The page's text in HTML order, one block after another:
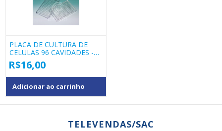
PLACA DE CULTURA DE
CELULAS 96 CAVIDADES -
WD10
R$16,00
Adicionar ao carrinho
TELEVENDAS/SAC